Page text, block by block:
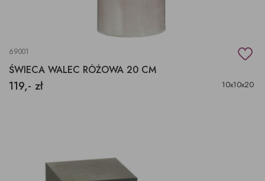
69001
ŚWIECA WALEC RÓŻOWA 20 CM
119,- zł 10x10x20